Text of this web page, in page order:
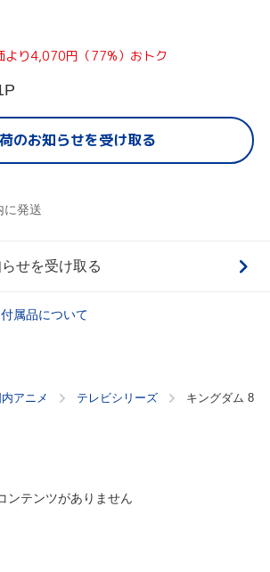
より4,070円（77%）おトク
のお知らせを受け取る
に発送
せを受け取る
属品について
内アニメ テレビシリーズ キングダム 8
ンテンツがありません